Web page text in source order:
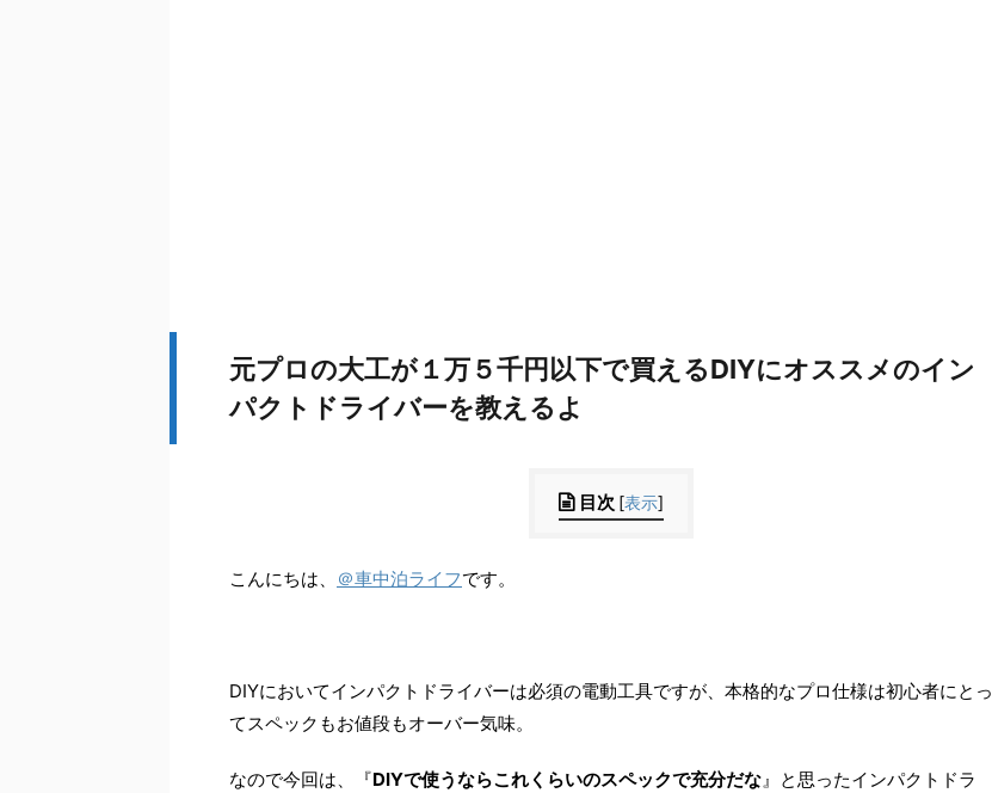
元プロの大工が１万５千円以下で買えるDIYにオススメのイン
パクトドライバーを教えるよ
目次 [表示]
こんにちは、 ＠車中泊ライフです。
DIYにおいてインパクトドライバーは必須の電動工具ですが、本格的なプロ仕様は初心者にとっ
てスペックもお値段もオーバー気味。
なので今回は、『DIYで使うならこれくらいのスペックで充分だな』と思ったインパクトドラ